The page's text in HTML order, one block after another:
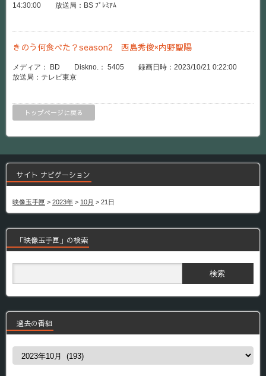
14:30:00 放送局：BS ﾌﾟﾚﾐｱﾑ
きのう何食べた？season2 西島秀俊×内野聖陽
メディア： BD Diskno.： 5405 録画日時：2023/10/21 0:22:00
放送局：テレビ東京
トップページに戻る
サイト ナビゲーション
映像玉手匣 > 2023年 > 10月 > 21日
「映像玉手匣」の検索
過去の番組
過